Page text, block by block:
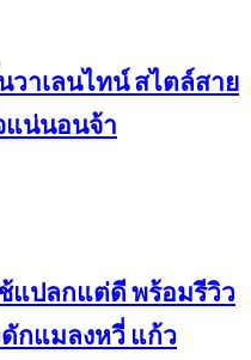
วาเลนไทน์ สไตล์สาย
แน่นอนจ้า
แปลกแต่ดี พร้อมรีวิว
กแมลงหวี่ แก้ว